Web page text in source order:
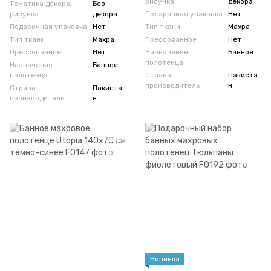
Тематика декора,
рисунка
Без
декора
Подарочная упаковка
Нет
Тип ткани
Махра
Прессованное
Нет
Назначение
полотенца
Банное
Страна
производитель
Пакиста
н
Подарочная упаковка
Нет
Тип ткани
Махра
Прессованное
Нет
Назначение
полотенца
Банное
Страна
производитель
Пакиста
н
Новинка